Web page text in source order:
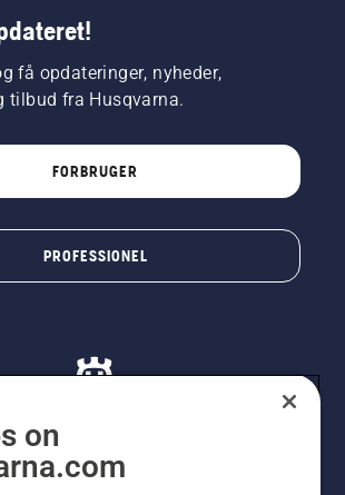
få opdateringer, nyheder,
tilbud fra Husqvarna.
FORBRUGER
PROFESSIONEL
on